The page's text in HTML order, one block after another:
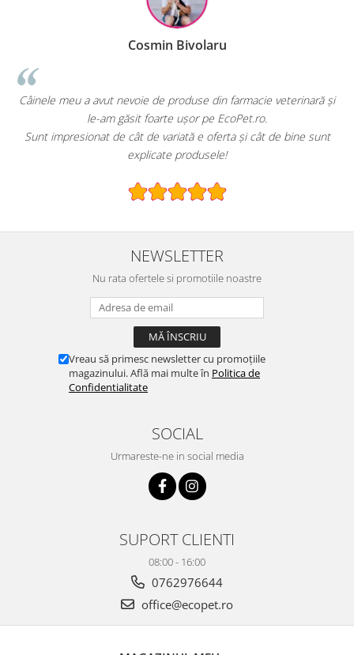
Cosmin Bivolaru
meu a avut nevoie de produse din farmacie veterinară și
le-am găsit foarte ușor pe EcoPet.ro.
impresionat de cât de variată e oferta și cât de bine sunt
explicate produsele!
E greu
NEWSLETTER
Nu rata ofertele si promotiile noastre
Vreau să primesc newsletter cu promoțiile
magazinului. Află mai multe în Politica de
Confidentialitate
SOCIAL
Urmareste-ne in social media
SUPORT CLIENTI
08:00 - 16:00
0762976644
office@ecopet.ro